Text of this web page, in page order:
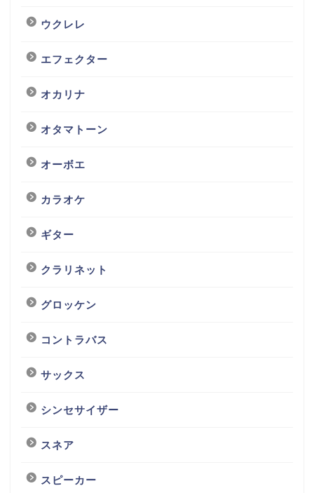
ウクレレ
エフェクター
オカリナ
オタマトーン
オーボエ
カラオケ
ギター
クラリネット
グロッケン
コントラバス
サックス
シンセサイザー
スネア
スピーカー